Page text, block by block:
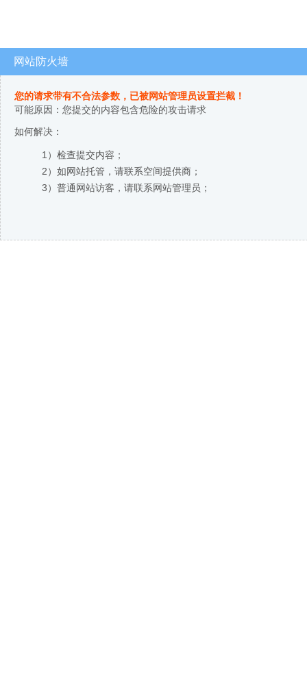
网站防火墙
您的请求带有不合法参数，已被网站管理员设置拦截！
可能原因：您提交的内容包含危险的攻击请求
如何解决：
1）检查提交内容；
2）如网站托管，请联系空间提供商；
3）普通网站访客，请联系网站管理员；